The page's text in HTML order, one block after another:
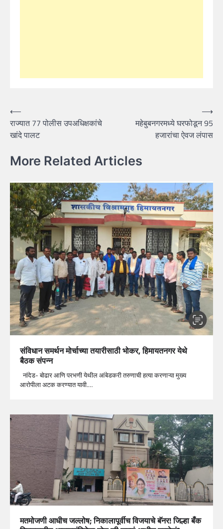
Post
navigation
⟵
राज्यात 77 पोलीस उपअधिक्षकांचे
खांदे पालट
महेबुबनगरमध्ये घरफोडून 95
हजारांचा ऐवज लंपास
⟶
More Related Articles
संविधान समर्थन मोर्चाच्या तयारीसाठी भोकर, हिमायतनगर येथे
बैठक संपन्न
नांदेड- बोढार आणि परभणी येथील आंबेडकरी तरुणाची हत्या करणाऱ्या मुख्य
आरोपीला अटक करण्यात यावी.…
मतमोजणी आधीच जल्लोष; निकालापूर्वीच विजयाचे बॅनर! जिल्हा बँक